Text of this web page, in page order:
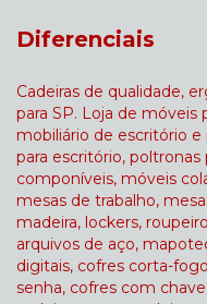
Diferenciais
Cadeiras de qualidade,
para SP. Loja de móveis
mobiliário de escritório e
para escritório,
componíveis, móveis
mesas de trabalho,
madeira, lockers,
arquivos de aço,
digitais, cofres corta-
senha, cofres com